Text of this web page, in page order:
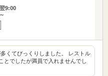
9:00
くてびっくりしました。 レストル
とでしたが満員で入れませんでし